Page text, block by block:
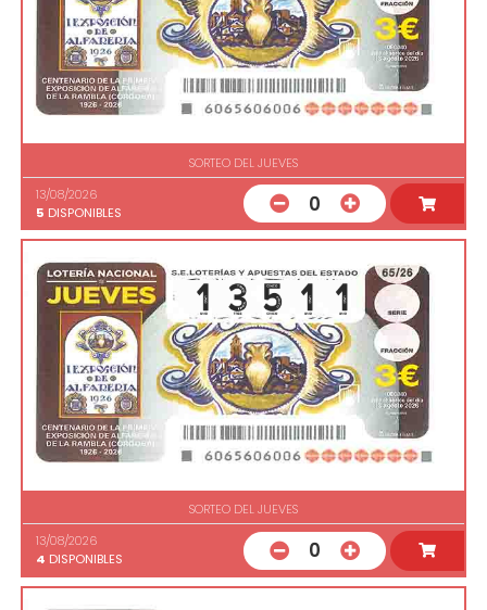
SORTEO DEL JUEVES
13/08/2026
5 DISPONIBLES 0
SORTEO DEL JUEVES
13/08/2026
4 DISPONIBLES 0